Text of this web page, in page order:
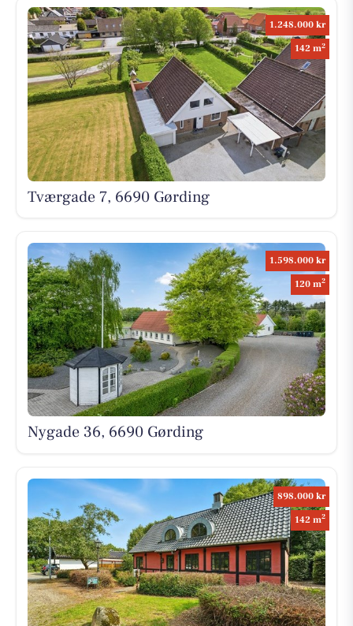
1.248.000 kr
142 m2
Tværgade 7, 6690 Gørding
1.598.000 kr
120 m2
Nygade 36, 6690 Gørding
898.000 kr
142 m2